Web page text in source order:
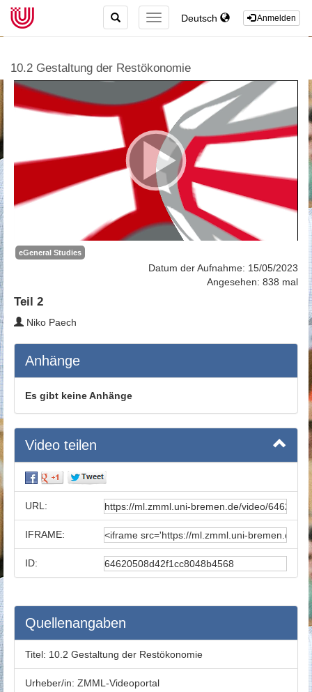
Anmelden
Deutsch
TOGGLE
NAVIGATION
TOGGLE
SEARCH
10.2 Gestaltung der Restökonomie
eGeneral Studies
Datum der Aufnahme: 15/05/2023
Angesehen: 838 mal
Teil 2
Niko Paech
Anhänge
Es gibt keine Anhänge
Video teilen
URL:
IFRAME:
ID:
Quellenangaben
Titel: 10.2 Gestaltung der Restökonomie
Urheber/in: ZMML-Videoportal